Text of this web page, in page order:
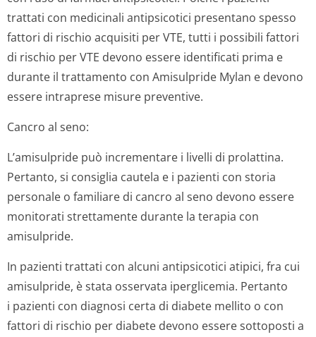
trattati con medicinali antipsicotici presentano spesso
fattori di rischio acquisiti per VTE, tutti i possibili fattori
di rischio per VTE devono essere identificati prima e
durante il trattamento con Amisulpride Mylan e devono
essere intraprese misure preventive.
Cancro al seno:
L’amisulpride può incrementare i livelli di prolattina.
Pertanto, si consiglia cautela e i pazienti con storia
personale o familiare di cancro al seno devono essere
monitorati strettamente durante la terapia con
amisulpride.
In pazienti trattati con alcuni antipsicotici atipici, fra cui
amisulpride, è stata osservata iperglicemia. Pertanto
i pazienti con diagnosi certa di diabete mellito o con
fattori di rischio per diabete devono essere sottoposti a